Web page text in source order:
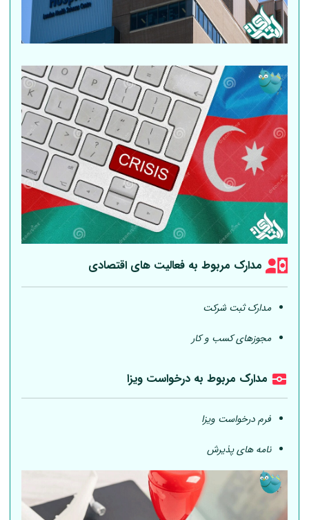
مدارک مربوط به فعالیت های اقتصادی
مدارک ثبت شرکت
مجوزهای کسب و کار
مدارک مربوط به درخواست ویزا
فرم درخواست ویزا
نامه های پذیرش